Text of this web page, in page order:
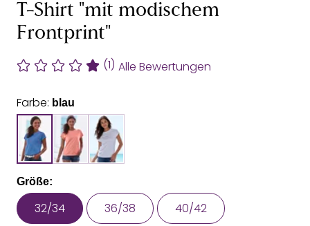
T-Shirt "mit modischem
Frontprint"
(1) Alle Bewertungen
Farbe: blau
Größe:
32/34 36/38 40/42